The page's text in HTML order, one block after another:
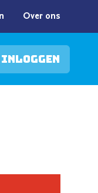
Over ons
Inloggen